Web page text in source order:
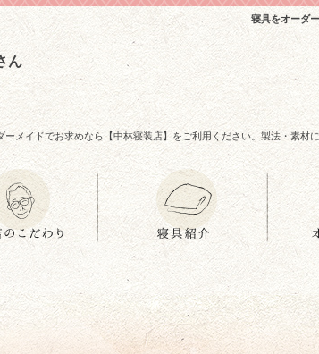
寝具をオーダ
ん
ーメイドでお求めなら【中林寝装店】をご利用ください。製法・素